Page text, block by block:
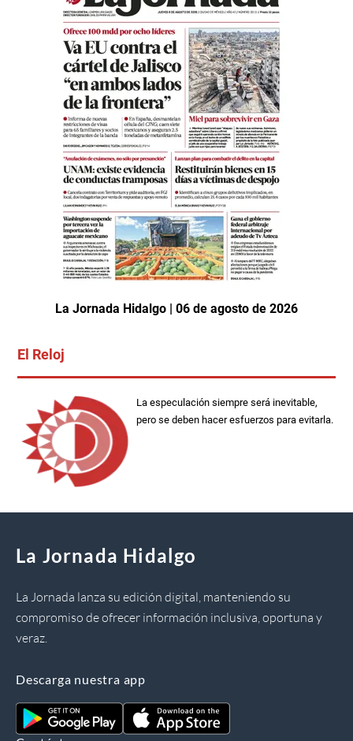
La Jornada Hidalgo | 06 de agosto de 2026
El Reloj
La especulación siempre será inevitable,
pero se deben hacer esfuerzos para evitarla.
La Jornada Hidalgo
La Jornada lanza su edición digital, manteniendo su
compromiso de ofrecer información inclusiva, oportuna y
veraz.
Descarga nuestra app